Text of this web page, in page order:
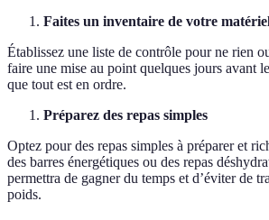
Faites un inventaire de votre
Établissez une liste de contrôle pour ne rien
faire une mise au point quelques jours avant
que tout est en ordre.
Préparez des repas simples
Optez pour des repas simples à préparer et
des barres énergétiques ou des repas
permettra de gagner du temps et d’éviter de
poids.